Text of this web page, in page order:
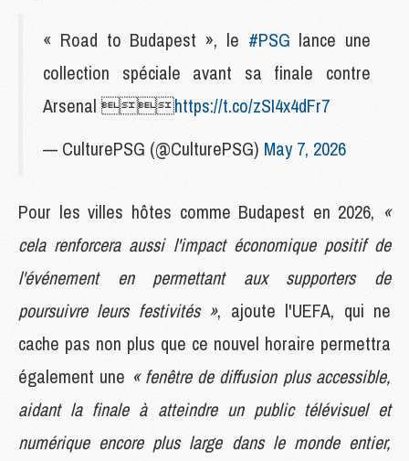
« Road to Budapest », le #PSG lance une
collection spéciale avant sa finale contre
Arsenal https://t.co/zSI4x4dFr7
— CulturePSG (@CulturePSG) May 7, 2026
Pour les villes hôtes comme Budapest en 2026, «
cela renforcera aussi l'impact économique positif de
l'événement en permettant aux supporters de
poursuivre leurs festivités », ajoute l'UEFA, qui ne
cache pas non plus que ce nouvel horaire permettra
également une « fenêtre de diffusion plus accessible,
aidant la finale à atteindre un public télévisuel et
numérique encore plus large dans le monde entier,